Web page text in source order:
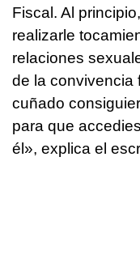
Fiscal. Al
realizarle
relaciones
de la convivencia
cuñado
para que
él», explica el